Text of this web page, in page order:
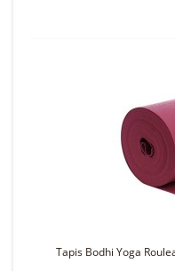
Tapis Bodhi Yoga